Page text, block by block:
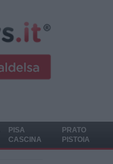
PISA
CASCINA
PRATO
PISTOIA